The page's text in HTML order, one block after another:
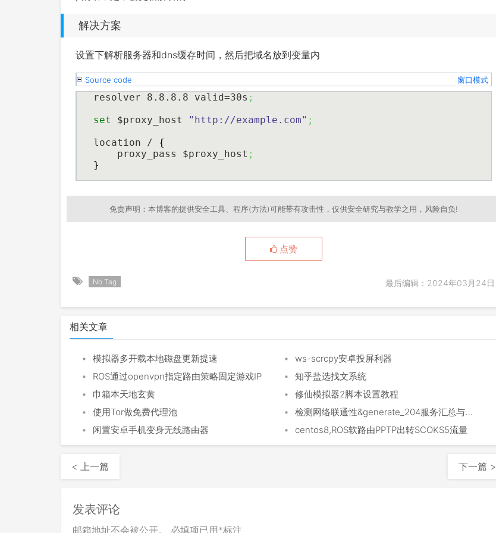
解决方案
设置下解析服务器和dns缓存时间，然后把域名放到变量内
Source code 窗口模式
resolver 8.8.8.8 valid=30s ;
set
$proxy_host "http://example.com" ;
location / {
proxy_pass $proxy_host ;
}
免责声明：本博客的提供安全工具、程序(方法)可能带有攻击性，仅供安全研究与教学之用，风险自负!
点赞
No Tag 最后编辑：2024年03月24日
相关文章
• 模拟器多开载本地磁盘更新提速 • ws-scrcpy安卓投屏利器
• ROS通过openvpn指定路由策略固定游戏IP • 知乎盐选找文系统
• 巾箱本天地玄黄 • 修仙模拟器2脚本设置教程
• 使用Tor做免费代理池 • 检测网络联通性&generate_204服务汇总与评测
• 闲置安卓手机变身无线路由器 • centos8,ROS软路由PPTP出转SCOKS5流量
< 上一篇 下一篇 >
发表评论
邮箱地址不会被公开。 必填项已用*标注